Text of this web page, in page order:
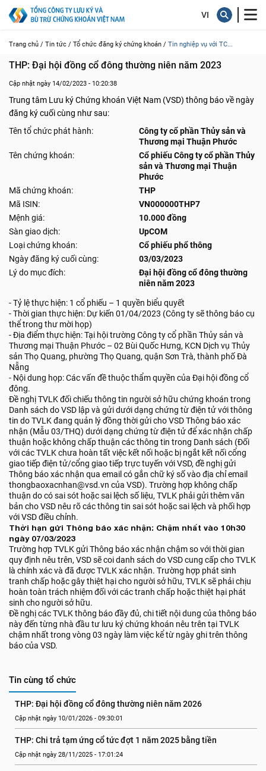
Trang chủ / Tin tức / Tổ chức đăng ký chứng khoán / Tin nghiệp vụ với TC...
THP: Đại hội đồng cổ đông thường niên năm 2023
Cập nhật ngày 14/02/2023 - 10:20:38
Trung tâm Lưu ký Chứng khoán Việt Nam (VSD) thông báo về ngày
đăng ký cuối cùng như sau:
Tên tổ chức phát hành:
Công ty cổ phần Thủy sản và
Thương mại Thuận Phước
Tên chứng khoán:
Cổ phiếu Công ty cổ phần Thủy
sản và Thương mại Thuận
Phước
Mã chứng khoán:
THP
Mã ISIN:
VN000000THP7
Mệnh giá:
10.000 đồng
Sàn giao dịch:
UpCOM
Loại chứng khoán:
Cổ phiếu phổ thông
Ngày đăng ký cuối cùng:
03/03/2023
Lý do mục đích:
Đại hội đồng cổ đông thường
niên năm 2023
- Tỷ lệ thực hiện: 1 cổ phiếu – 1 quyền biểu quyết
- Thời gian thực hiện: Dự kiến 01/04/2023 (Công ty sẽ thông báo cụ
thể trong thư mời họp)
- Địa điểm thực hiện: Tại hội trường Công ty cổ phần Thủy sản và
Thương mại Thuận Phước – 02 Bùi Quốc Hưng, KCN Dịch vụ Thủy
sản Thọ Quang, phường Thọ Quang, quận Sơn Trà, thành phố Đà
Nẵng
- Nội dung họp: Các vấn đề thuộc thẩm quyền của Đại hội đồng cổ
đông.
Đề nghị TVLK đối chiếu thông tin người sở hữu chứng khoán trong
Danh sách do VSD lập và gửi dưới dạng chứng từ điện tử với thông
tin do TVLK đang quản lý đồng thời gửi cho VSD Thông báo xác
nhận (Mẫu 03/THQ) dưới dạng chứng từ điện tử để xác nhận chấp
thuận hoặc không chấp thuận các thông tin trong Danh sách (Đối
với các TVLK chưa hoàn tất việc kết nối hoặc bị ngắt kết nối cổng
giao tiếp điện tử/cổng giao tiếp trực tuyến với VSD, đề nghị gửi
Thông báo xác nhận qua email có gắn chữ ký số vào địa chỉ email
thongbaoxacnhan@vsd.vn của VSD). Trường hợp không chấp
thuận do có sai sót hoặc sai lệch số liệu, TVLK phải gửi thêm văn
bản cho VSD nêu rõ các thông tin sai sót hoặc sai lệch và phối hợp
với VSD điều chỉnh.
Thời hạn gửi Thông báo xác nhận: Chậm nhất vào 10h30
ngày 07/03/2023
Trường hợp TVLK gửi Thông báo xác nhận chậm so với thời gian
quy định nêu trên, VSD sẽ coi danh sách do VSD cung cấp cho TVLK
là chính xác và đã được TVLK xác nhận. Trường hợp phát sinh
tranh chấp hoặc gây thiệt hại cho người sở hữu, TVLK sẽ phải chịu
hoàn toàn trách nhiệm đối với các tranh chấp hoặc thiệt hại phát
sinh cho người sở hữu.
Đề nghị các TVLK thông báo đầy đủ, chi tiết nội dung của thông báo
này đến từng nhà đầu tư lưu ký chứng khoán nêu trên tại TVLK
chậm nhất trong vòng 03 ngày làm việc kể từ ngày ghi trên thông
báo của VSD.
Tin cùng tổ chức
THP: Đại hội đồng cổ đông thường niên năm 2026
Cập nhật ngày 10/01/2026 - 09:30:01
THP: Chi trả tạm ứng cổ tức đợt 1 năm 2025 bằng tiền
Cập nhật ngày 28/11/2025 - 17:01:24